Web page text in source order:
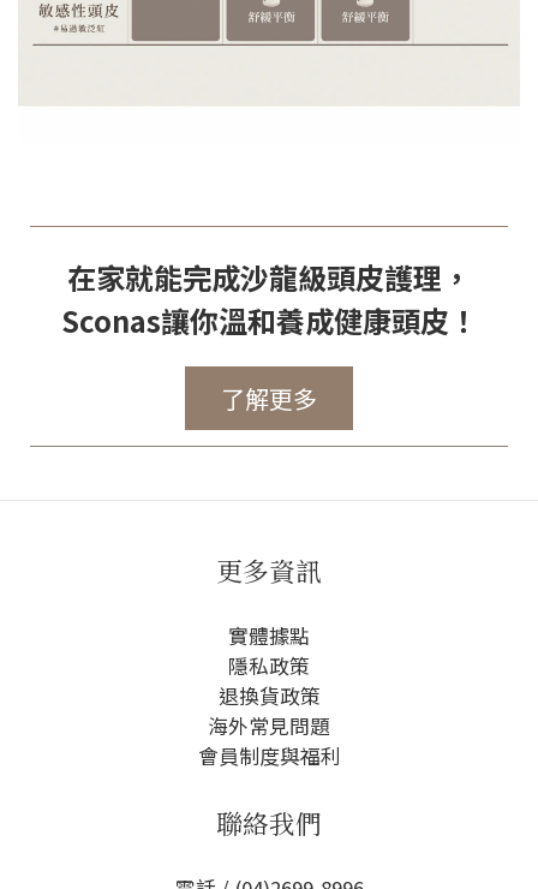
在家就能完成沙龍級頭皮護理，
Sconas讓你溫和養成健康頭皮！
了解更多
更多資訊
實體據點
隱私政策
退換貨政策
海外常見問題
會員制度與福利
聯絡我們